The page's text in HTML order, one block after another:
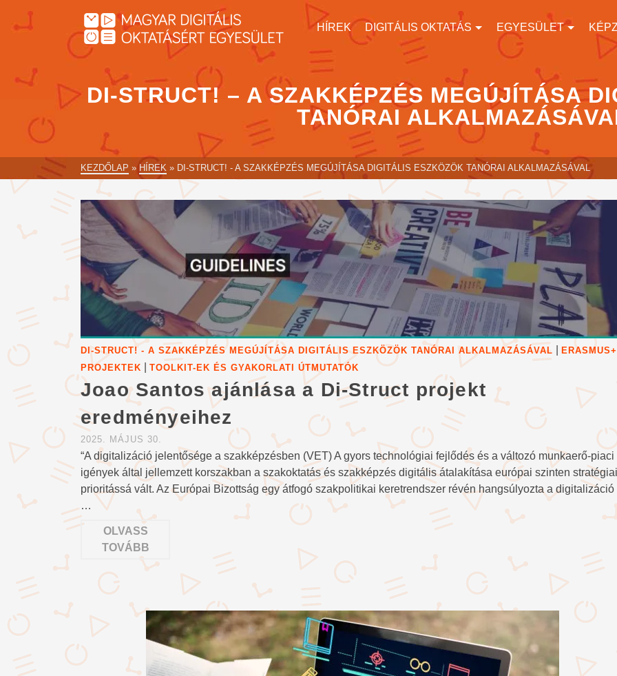
HÍREK DIGITÁLIS OKTATÁS EGYESÜLET
DI-STRUCT! – A SZAKKÉPZÉS MEGÚJÍTÁSA
TANÓRAI
KEZDŐLAP » HÍREK » DI-STRUCT! - A SZAKKÉPZÉS MEGÚJÍTÁSA DIGITÁLIS ESZKÖZÖK TANÓRAI ALKALMAZÁSÁVAL
DI-STRUCT! - A SZAKKÉPZÉS MEGÚJÍTÁSA DIGITÁLIS ESZKÖZÖK TANÓRAI ALKALMAZÁSÁVAL
ERASMUS+
PROJEKTEK
TOOLKIT-EK ÉS GYAKORLATI ÚTMUTATÓK
Joao Santos ajánlása a Di-Struct projekt
eredményeihez
2025. MÁJUS 30.
“A digitalizáció jelentősége a szakképzésben (VET) A gyors technológiai fejlődés és a változó munkaerő-piaci
igények által jellemzett korszakban a szakoktatás és szakképzés digitális átalakítása európai szinten stratégiai
prioritássá vált. Az Európai Bizottság egy átfogó szakpolitikai keretrendszer révén hangsúlyozta a digitalizáció
…
OLVASS
TOVÁBB